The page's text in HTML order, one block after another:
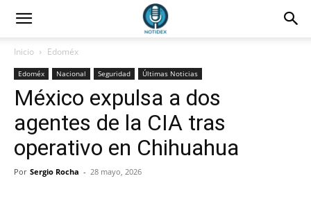
Inicio Edoméx
Edoméx Nacional Seguridad Últimas Noticias
México expulsa a dos
agentes de la CIA tras
operativo en Chihuahua
Por Sergio Rocha - 28 mayo, 2026